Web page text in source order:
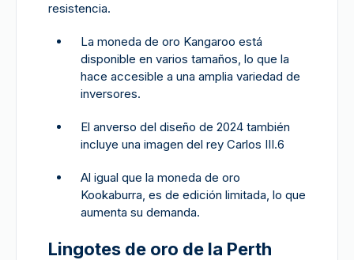
resistencia.
La moneda de oro Kangaroo está
disponible en varios tamaños, lo que la
hace accesible a una amplia variedad de
inversores.
El anverso del diseño de 2024 también
incluye una imagen del rey Carlos III.6
Al igual que la moneda de oro
Kookaburra, es de edición limitada, lo que
aumenta su demanda.
Lingotes de oro de la Perth